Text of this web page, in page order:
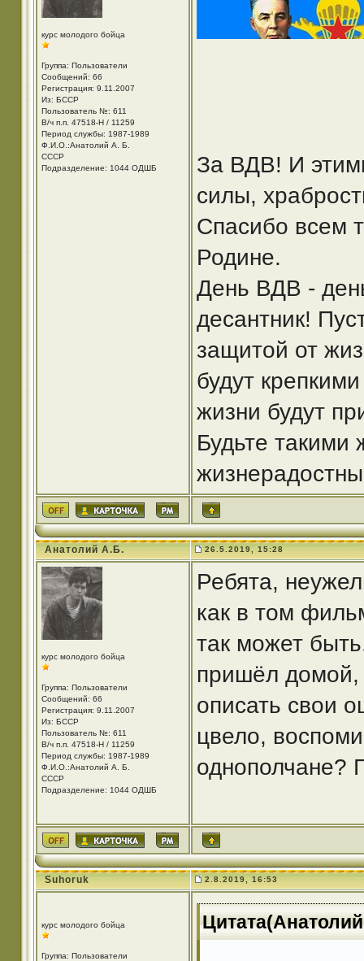
курс молодого бойца
Группа: Пользователи
Сообщений: 66
Регистрация: 9.11.2007
Из: БССР
Пользователь №: 611
В/ч п.п. 47518-Н / 11259
Период службы: 1987-1989
Ф.И.О.:Анатолий А. Б.
СССР
Подразделение: 1044 ОДШБ
За ВДВ! И
силы,
Спасибо всем
Родине.
День ВДВ -
десантник!
защитой от
будут
жизни будут
Будьте
Анатолий А.Б. 26.5.2019, 15:28
курс молодого бойца
Группа: Пользователи
Сообщений: 66
Регистрация: 9.11.2007
Из: БССР
Пользователь №: 611
В/ч п.п. 47518-Н / 11259
Период службы: 1987-1989
Ф.И.О.:Анатолий А. Б.
СССР
Подразделение: 1044 ОДШБ
Ребята,
как в том
так может
пришёл домой,
описать свои
цвело,
однополчане?
Suhoruk 2.8.2019, 16:53
курс молодого бойца
Группа: Пользователи